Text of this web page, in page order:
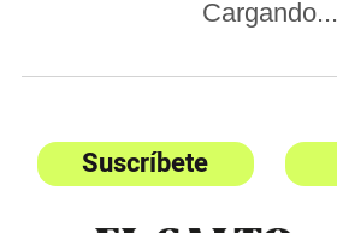
Cargando...
Suscríbete